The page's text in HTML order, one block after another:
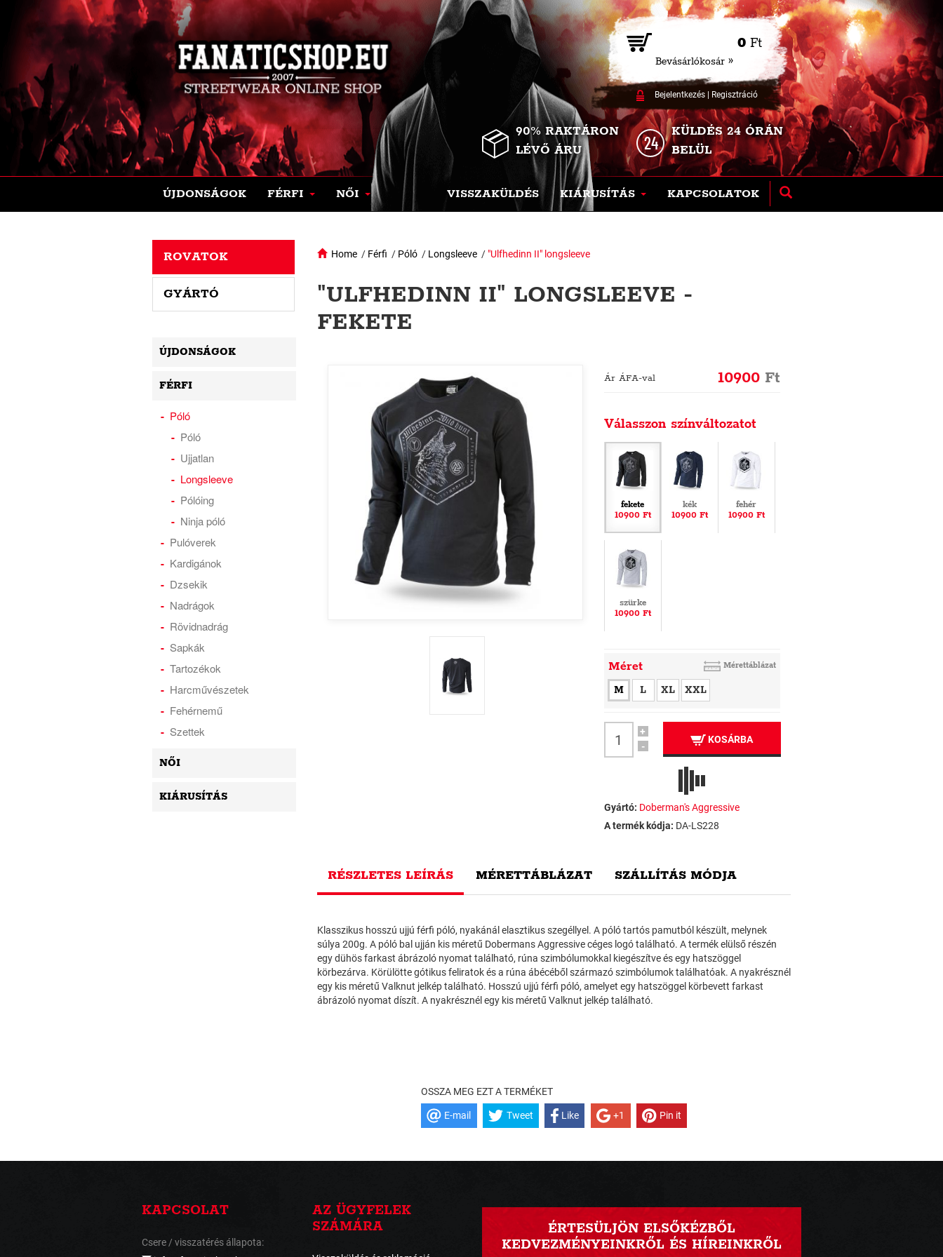
0 Ft
Bevásárlókosár »
Bejelentkezés| Regisztráció
90% RAKTÁRON
LÉVŐ ÁRU
KÜLDÉS 24 ÓRÁN
BELÜL
ÚJDONSÁGOK FÉRFI NŐI VISSZAKÜLDÉS KIÁRUSÍTÁS KAPCSOLATOK
Home / Férfi / Póló / Longsleeve / "Ulfhedinn II" longsleeve
"ULFHEDINN II" LONGSLEEVE -
FEKETE
Ár ÁFA-val 10900 Ft
Válasszon színváltozatot
fekete
10900 Ft
kék
10900 Ft
fehér
10900 Ft
szürke
10900 Ft
Méret Mérettáblázat
M L XL XXL
+
-
KOSÁRBA
Gyártó: Doberman's Aggressive
A termék kódja: DA-LS228
RÉSZLETES LEÍRÁS MÉRETTÁBLÁZAT SZÁLLÍTÁS MÓDJA
Klasszikus hosszú ujjú férfi póló, nyakánál elasztikus szegéllyel. A póló tartós pamutból készült, melynek
súlya 200g. A póló bal ujján kis méretű Dobermans Aggressive céges logó található. A termék elülső részén
egy dühös farkast ábrázoló nyomat található, rúna szimbólumokkal kiegészítve és egy hatszöggel
körbezárva. Körülötte gótikus feliratok és a rúna ábécéből származó szimbólumok találhatóak. A nyakrésznél
egy kis méretű Valknut jelkép található. Hosszú ujjú férfi póló, amelyet egy hatszöggel körbevett farkast
ábrázoló nyomat díszít. A nyakrésznél egy kis méretű Valknut jelkép található.
OSSZA MEG EZT A TERMÉKET
E-mail Tweet Like +1 Pin it
ROVATOK
GYÁRTÓ
ÚJDONSÁGOK
FÉRFI
Póló
Póló
Ujjatlan
Longsleeve
Pólóing
Ninja póló
Pulóverek
Kardigánok
Dzsekik
Nadrágok
Rövidnadrág
Sapkák
Tartozékok
Harcművészetek
Fehérnemű
Szettek
NŐI
KIÁRUSÍTÁS
KAPCSOLAT
Csere / visszatérés állapota:
AZ ÜGYFELEK
SZÁMÁRA
ÉRTESÜLJÖN ELSŐKÉZBŐL
KEDVEZMÉNYEINKRŐL ÉS HÍREINKRŐL